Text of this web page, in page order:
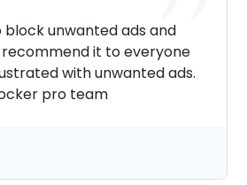
unwanted ads and
it to everyone
with unwanted ads.
pro team